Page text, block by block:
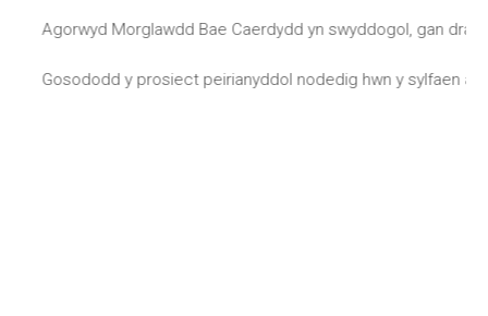
Agorwyd Morglawdd Bae Caerdydd yn swyddogol, gan
Gosododd y prosiect peirianyddol nodedig hwn y sylfaen ar